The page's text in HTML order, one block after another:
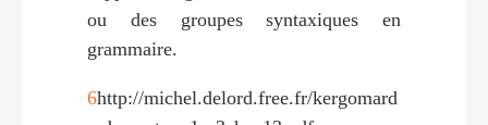
ou des groupes syntaxiques en
grammaire.
6http://michel.delord.free.fr/kergomard